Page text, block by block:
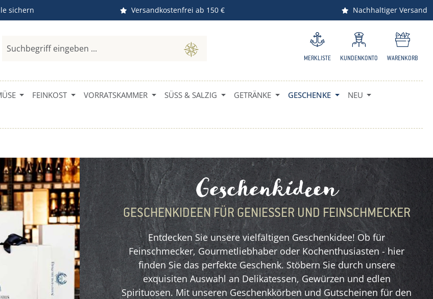
sichern Versandkostenfrei ab 150 € Nachhaltiger Versand
MERKLISTE KUNDENKONTO WARENKORB
FEINKOST VORRATSKAMMER SÜSS & SALZIG GETRÄNKE GESCHENKE
NEU
Geschenkideen
GESCHENKIDEEN FÜR GENIESSER UND FEINSCHMECKER
Entdecken Sie unsere vielfältigen Geschenkidee! Ob für
Feinschmecker, Gourmetliebhaber oder Kochenthusiasten - hier
finden Sie das perfekte Geschenk. Stöbern Sie durch unsere
exquisiten Auswahl an Delikatessen, Gewürzen und edlen
Spirituosen. Mit unseren Geschenkkörben und Gutscheinen für den